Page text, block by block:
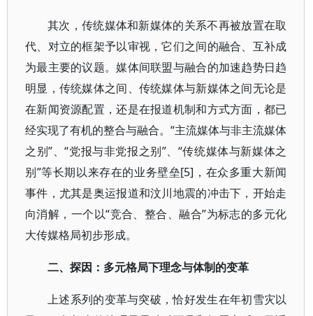
其次，传统媒体和新媒体的关系不再被放置在取
代、对立的框架予以审视，它们之间的融合、互补成
为最主要的议题。媒体间联盟与融合的加速趋势日趋
明显，传统媒体之间、传统媒体与新媒体之间无论是
在新闻资源配置，还是在报道机制和方式方面，都已
经实现了有机的整合与融合。“主流媒体与非主流媒体
之别”、“党报与非党报之别”、“传统媒体与新媒体之
别”等长期以来存在的业务壁垒[5]，在众多重大新闻
事件，尤其是奥运报道和汶川地震的冲击下，开始走
向消解，一个以“竞合、整合、融合”为标志的多元化
大传媒格局初步形成。
二、探因：多元格局下理念与体制的变革
上述系列的变革与突破，恰好发生在年初雪灾以